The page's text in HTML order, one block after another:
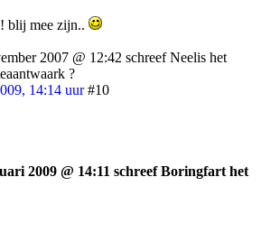
blij mee zijn..
2007 @ 12:42 schreef Neelis het
?
14:14 uur #10
2009 @ 14:11 schreef Boringfart het